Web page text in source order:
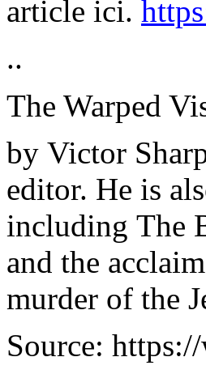
article ici.
..
The Warped
by Victor
editor. He is
including The
and the
murder of the
Source: